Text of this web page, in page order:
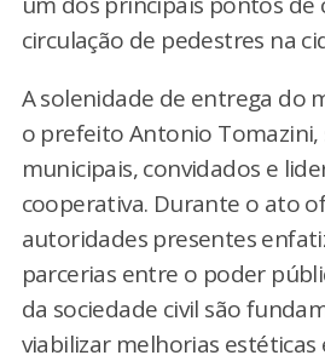
circulação de pedestres na
A solenidade de entrega do
o prefeito Antonio Tomazini,
municipais, convidados e
cooperativa. Durante o ato
autoridades presentes
parcerias entre o poder
da sociedade civil são
viabilizar melhorias